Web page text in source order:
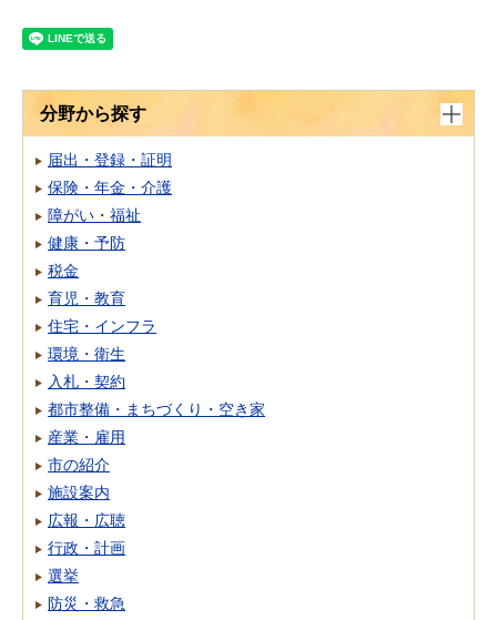
分野から探す
届出・登録・証明
保険・年金・介護
障がい・福祉
健康・予防
税金
育児・教育
住宅・インフラ
環境・衛生
入札・契約
都市整備・まちづくり・空き家
産業・雇用
市の紹介
施設案内
広報・広聴
行政・計画
選挙
防災・救急